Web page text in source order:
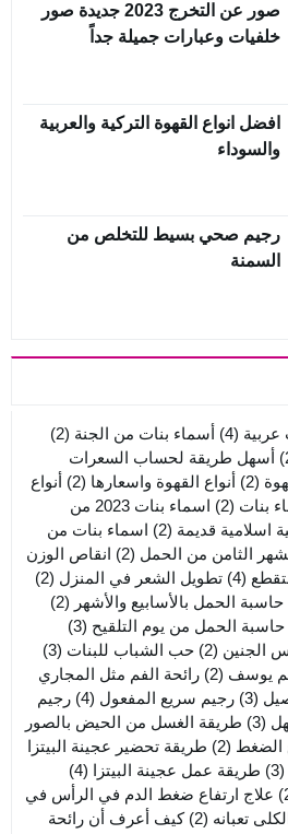
صور عن التخرج 2023 جديدة صور
خلفيات وعبارات جميلة جداً
افضل انواع القهوة التركية والعربية
والسوداء
رجيم صحي بسيط للتخلص من
السمنة
عربية (4) أسماء بنات من الجنة (2)
أسهل طريقة لحساب السعرات
(2) أنواع القهوة واسعارها (2)
أنواع
بنات (2)
اسماء بنات 2023 من
اسلامية قديمة (2)
اسماء بنات من
الثامن من الحمل (2)
انقاص الوزن
(4) تطويل الشعر في المنزل (2)
حاسبة الحمل بالأسابيع والأشهر (2)
حاسبة الحمل من يوم التلقيح (3)
الجنين (2) حب الشباب للبنات (3)
يوسف (2)
رائحة الفم مثل المجاري
(3) رجيم سريع المفعول (4)
رجيم
(3)
طريقة الغسل من الحيض بالصور
الضغط (2)
طريقة تحضير عجينة البيتزا
(3) طريقة عمل عجينة البيتزا (4)
علاج ارتفاع ضغط الدم في الرأس في
تعبانه (2)
كيف أعرف أن رائحة